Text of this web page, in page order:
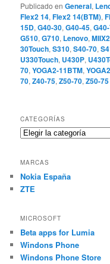
Publicado en General,
Flex2 14,Flex2 14(BTM),
15D,G40-30,G40-45,
G510,G710, Lenovo,
30Touch,S310,S40-70,
U330Touch, U430P,
70,YOGA2-11BTM,
70,Z40-75,Z50-70,Z50-75
CATEGORÍAS
Categorías
MARCAS
Nokia España
ZTE
MICROSOFT
Beta apps for Lumia
Windons Phone
Windons Phone Store